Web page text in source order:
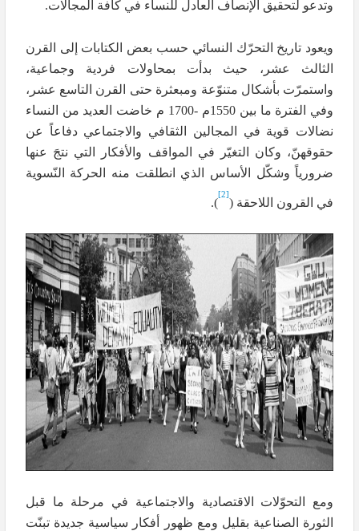
وتدعو لتحقيق الإنصاف العادل للنساء في كافة المجالات.
ويعود تاريخ التحرّك النسائي حسب بعض الكتابات إلى القرن
الثالث عشر، حيث بدأت بمحاولات فردية وجماعية،
واستمرّت بأشكال متنوّعة ومبعثرة حتى القرن التاسع عشر،
وفي الفترة ما بين 1550م -1700 م خاضت العديد من النساء
نضالات قوية في المجالين الثقافي والاجتماعي دفاعاً عن
حقوقهنّ، وكان التغيّر في المواقف والأفكار التي نتجَ عنها
ضرورياً وشكّل الأساس الذي انطلقت منه الحركة النّسوية
في القرون اللاحقة (
[2]
).
ومع التحوّلات الاقتصادية والاجتماعية في مرحلة ما قبل
الثورة الصناعية بقليل ومع ظهور أفكار سياسية جديدة تبنّت